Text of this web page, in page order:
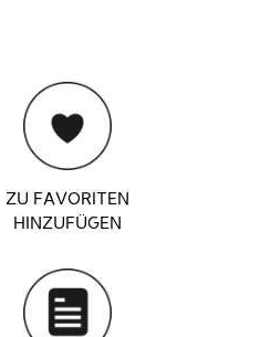
ZU FAVORITEN
HINZUFÜGEN